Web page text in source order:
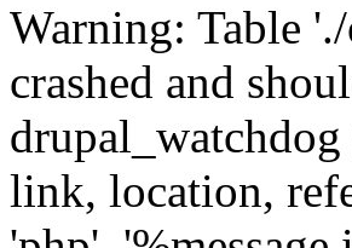
Warning: Table
crashed and
link, location,